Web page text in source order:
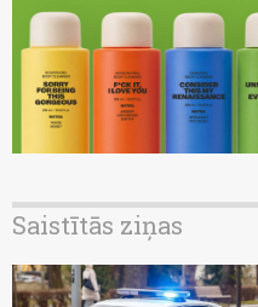
Saistītās ziņas